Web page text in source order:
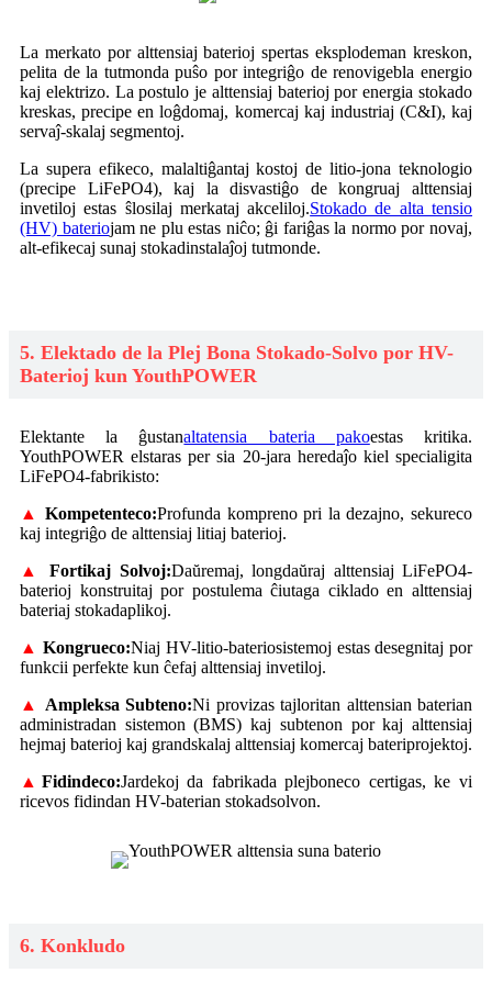
La merkato por alttensiaj baterioj spertas eksplodeman kreskon,
pelita de la tutmonda puŝo por integriĝo de renovigebla energio
kaj elektrizo. La postulo je alttensiaj baterioj por energia stokado
kreskas, precipe en loĝdomaj, komercaj kaj industriaj (C&I), kaj
servaĵ-skalaj segmentoj.
La supera efikeco, malaltiĝantaj kostoj de litio-jona teknologio
(precipe LiFePO4), kaj la disvastiĝo de kongruaj alttensiaj
invetiloj estas ŝlosilaj merkataj akceliloj.Stokado de alta tensio
(HV) bateriojam ne plu estas niĉo; ĝi fariĝas la normo por novaj,
alt-efikecaj sunaj stokadinstalaĵoj tutmonde.
5. Elektado de la Plej Bona Stokado-Solvo por HV-
Baterioj kun YouthPOWER
Elektante la ĝustanaltatensia bateria pakoestas kritika.
YouthPOWER elstaras per sia 20-jara heredaĵo kiel specialigita
LiFePO4-fabrikisto:
▲
Kompetenteco:Profunda kompreno pri la dezajno, sekureco
kaj integriĝo de alttensiaj litiaj baterioj.
▲
Fortikaj Solvoj:Daŭremaj, longdaŭraj alttensiaj LiFePO4-
baterioj konstruitaj por postulema ĉiutaga ciklado en alttensiaj
bateriaj stokadaplikoj.
▲ Kongrueco:Niaj HV-litio-bateriosistemoj estas desegnitaj por
funkcii perfekte kun ĉefaj alttensiaj invetiloj.
▲
Ampleksa Subteno:Ni provizas tajloritan alttensian baterian
administradan sistemon (BMS) kaj subtenon por kaj alttensiaj
hejmaj baterioj kaj grandskalaj alttensiaj komercaj bateriprojektoj.
▲ Fidindeco:Jardekoj da fabrikada plejboneco certigas, ke vi
ricevos fidindan HV-baterian stokadsolvon.
6. Konkludo